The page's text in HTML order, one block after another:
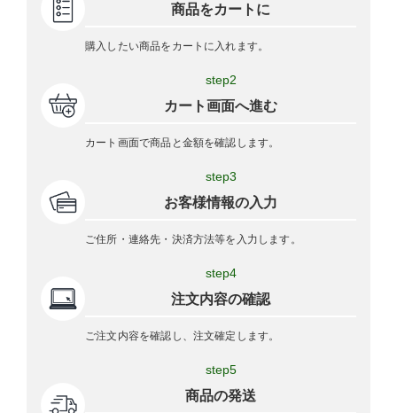
商品をカートに
購入したい商品をカートに入れます。
step2
カート画面へ進む
カート画面で商品と金額を確認します。
step3
お客様情報の入力
ご住所・連絡先・決済方法等を入力します。
step4
注文内容の確認
ご注文内容を確認し、注文確定します。
step5
商品の発送